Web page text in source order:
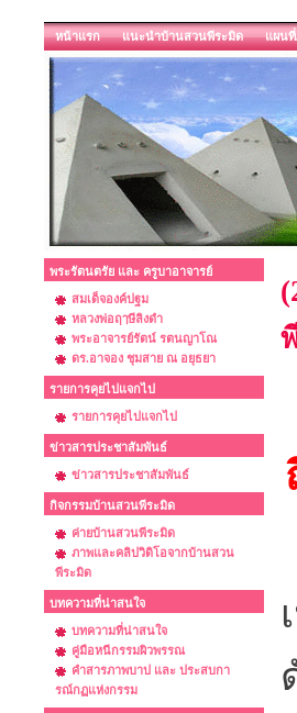
หน้าแรก แนะนำบ้านสวนพีระมิด แผนที่
พระรัตนตรัย และ ครูบาอาจารย์
สมเด็จองค์ปฐม
หลวงพ่อฤๅษีลิงดำ
พระอาจารย์รัตน์ รตนญาโณ
ดร.อาจอง ชุมสาย ณ อยุธยา
รายการคุยไปแจกไป
รายการคุยไปแจกไป
ข่าวสารประชาสัมพันธ์
ข่าวสารประชาสัมพันธ์
กิจกรรมบ้านสวนพีระมิด
ค่ายบ้านสวนพีระมิด
ภาพและคลิปวิดิโอจากบ้านสวน
พีระมิด
บทความที่น่าสนใจ
บทความที่น่าสนใจ
คู่มือหนีกรรมผิวพรรณ
คำสารภาพบาป และ ประสบกา
รณ์กฏแห่งกรรม